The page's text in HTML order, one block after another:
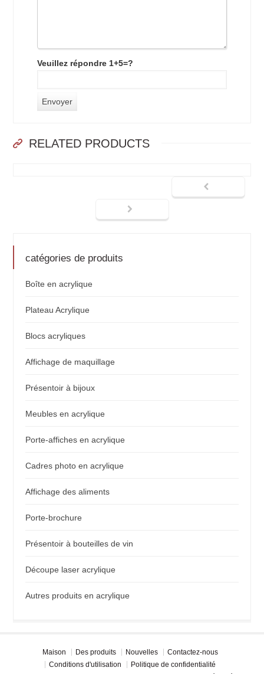
Veuillez répondre 1+5=?
RELATED PRODUCTS
catégories de produits
Boîte en acrylique
Plateau Acrylique
Blocs acryliques
Affichage de maquillage
Présentoir à bijoux
Meubles en acrylique
Porte-affiches en acrylique
Cadres photo en acrylique
Affichage des aliments
Porte-brochure
Présentoir à bouteilles de vin
Découpe laser acrylique
Autres produits en acrylique
Maison Des produits Nouvelles
Contactez-nous
Conditions d'utilisation
Politique de confidentialité